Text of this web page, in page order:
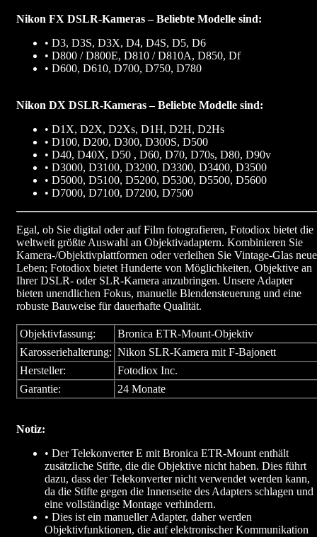
Nikon FX DSLR-Kameras – Beliebte Modelle sind:
• D3, D3S, D3X, D4, D4S, D5, D6
• D800 / D800E, D810 / D810A, D850, Df
• D600, D610, D700, D750, D780
Nikon DX DSLR-Kameras – Beliebte Modelle sind:
• D1X, D2X, D2Xs, D1H, D2H, D2Hs
• D100, D200, D300, D300S, D500
• D40, D40X, D50 , D60, D70, D70s, D80, D90v
• D3000, D3100, D3200, D3300, D3400, D3500
• D5000, D5100, D5200, D5300, D5500, D5600
• D7000, D7100, D7200, D7500
Egal, ob Sie digital oder auf Film fotografieren, Fotodiox bietet die
weltweit größte Auswahl an Objektivadaptern. Kombinieren Sie
Kamera-/Objektivplattformen oder verleihen Sie Vintage-Glas
Leben; Fotodiox bietet Hunderte von Möglichkeiten, Objektive an
Ihrer DSLR- oder SLR-Kamera anzubringen. Unsere Adapter
bieten unendlichen Fokus, manuelle Blendensteuerung und eine
robuste Bauweise für dauerhafte Qualität.
Objektivfassung:
Bronica ETR-Mount-Objektiv
Karosseriehalterung: Nikon SLR-Kamera mit F-Bajonett
Hersteller:
Fotodiox Inc.
Garantie:
24 Monate
Notiz:
• Der Telekonverter E mit Bronica ETR-Mount enthält
zusätzliche Stifte, die die Objektive nicht haben. Dies führt
dazu, dass der Telekonverter nicht verwendet werden kann,
da die Stifte gegen die Innenseite des Adapters schlagen und
eine vollständige Montage verhindern.
• Dies ist ein manueller Adapter, daher werden
Objektivfunktionen, die auf elektronischer Kommunikation